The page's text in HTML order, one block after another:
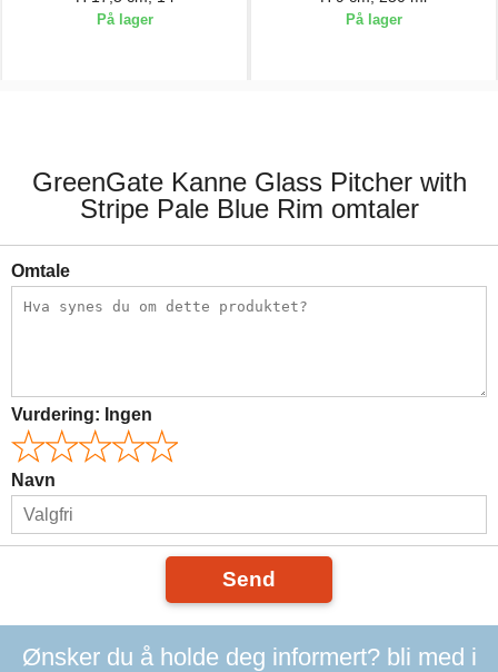
På lager På lager
GreenGate Kanne Glass Pitcher with
Stripe Pale Blue Rim omtaler
Omtale
Vurdering: Ingen
Navn
Send
Ønsker du å holde deg informert? bli med i